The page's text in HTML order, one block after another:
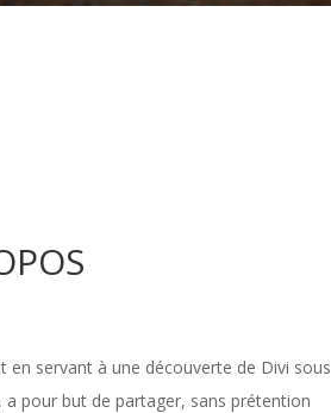
en servant à une découverte de Divi sous
a pour but de partager, sans prétention